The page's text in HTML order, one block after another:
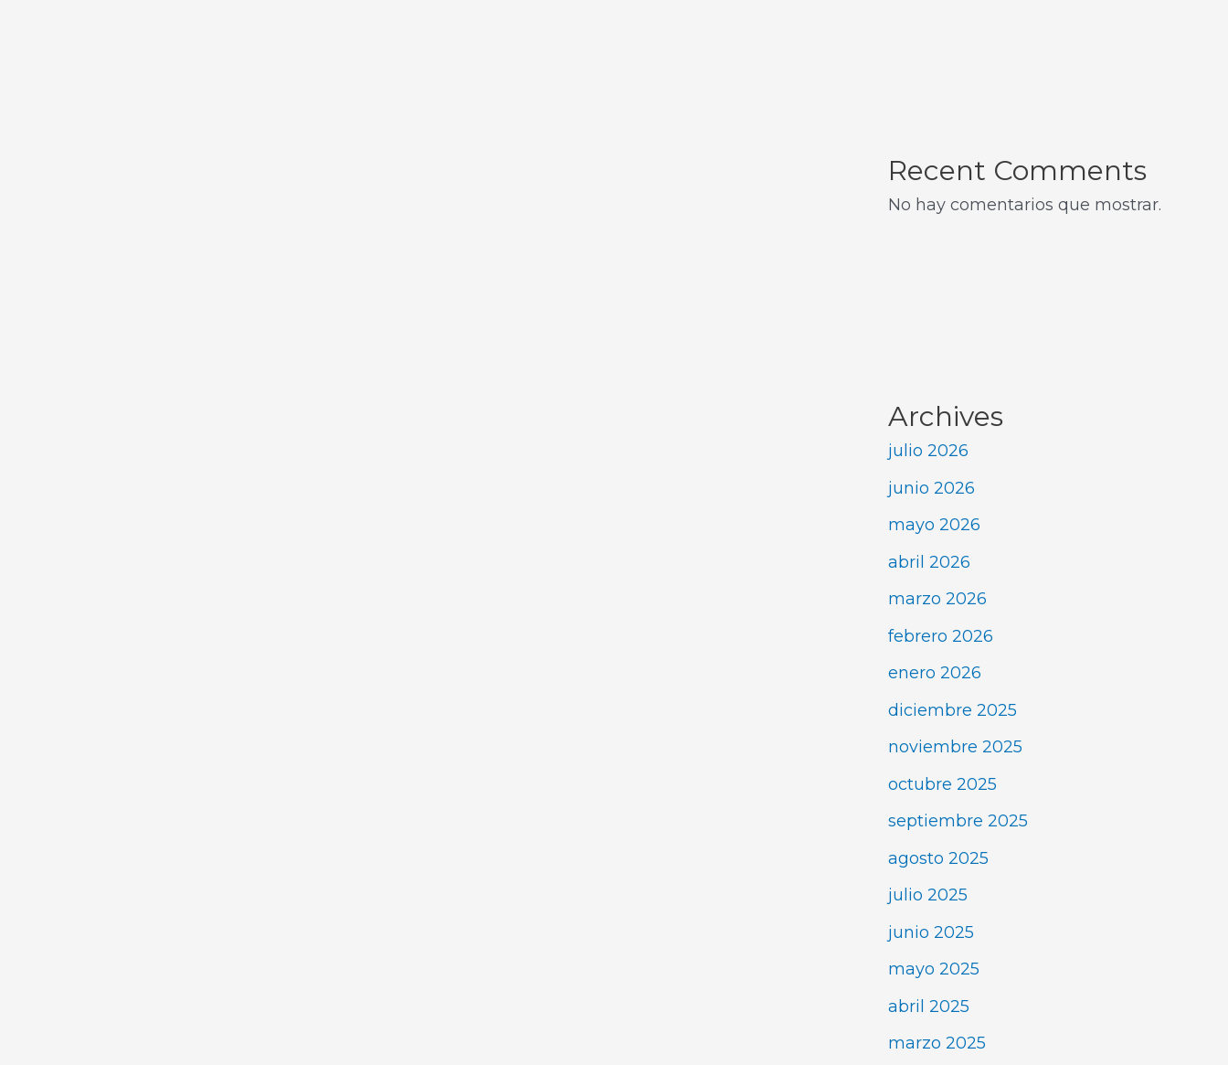
Recent Comments
No hay comentarios que mostrar.
Archives
julio 2026
junio 2026
mayo 2026
abril 2026
marzo 2026
febrero 2026
enero 2026
diciembre 2025
noviembre 2025
octubre 2025
septiembre 2025
agosto 2025
julio 2025
junio 2025
mayo 2025
abril 2025
marzo 2025